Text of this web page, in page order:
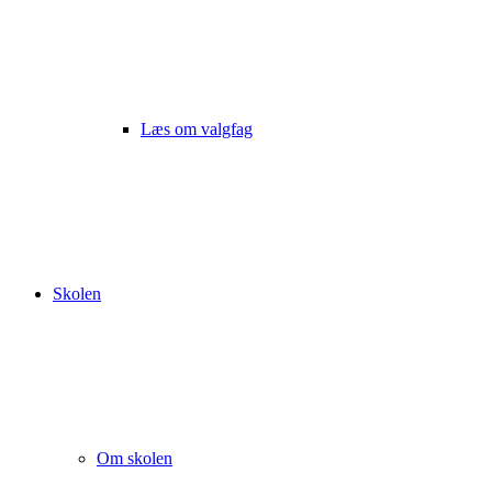
Læs om valgfag
Skolen
Om skolen